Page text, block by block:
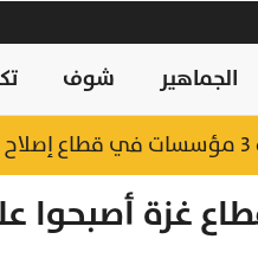
الجماهير شوف
غزة أصبحوا